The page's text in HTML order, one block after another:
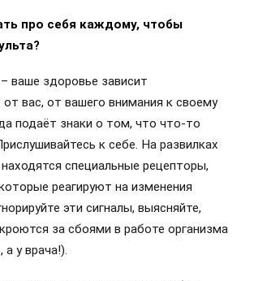
про себя каждому, чтобы
ваше здоровье зависит
вас, от вашего внимания к своему
подаёт знаки о том, что что-то
к себе. На развилках
специальные рецепторы,
реагируют на изменения
эти сигналы, выясняйте,
за сбоями в работе организма
а у врача!).